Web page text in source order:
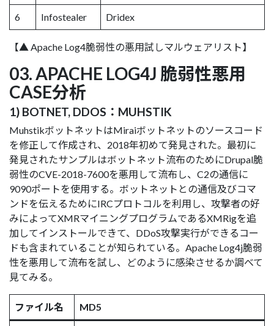
6 Infostealer Dridex
【▲ Apache Log4脆弱性の悪用試しマルウェアリスト】
03. APACHE LOG4J 脆弱性悪用
CASE分析
1) BOTNET, DDOS：MUHSTIK
MuhstikボットネットはMiraiボットネットのソースコード
を修正して作成され、2018年初めて発見された。最初に
発見されたサンプルはボットネット流布のためにDrupal脆
弱性のCVE-2018-7600を悪用して流布し、C2の通信に
9090ポートを使用する。ボットネットとの通信及びコマ
ンドを伝えるためにIRCプロトコルを利用し、攻撃者の好
みによってXMRマイニングプログラムであるXMRigを追
加してインストールできて、DDoS攻撃実行ができるコー
ドも含まれていることが知られている。Apache Log4j脆弱
性を悪用して流布を試し、どのように感染させるか調べて
見てみる。
ファイル名 MD5